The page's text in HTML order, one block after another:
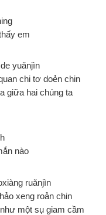
em
yuǎnjìn
chi tơ doẻn chin
giữa hai chúng ta
nào
ruǎnjìn
xeng roản chin
một sụ giam cầm